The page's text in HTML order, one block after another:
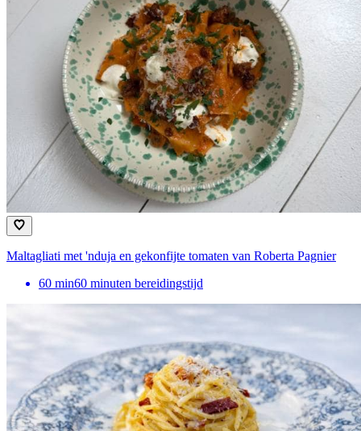
Maltagliati met 'nduja en gekonfijte tomaten van Roberta Pagnier
60 min60 minuten bereidingstijd